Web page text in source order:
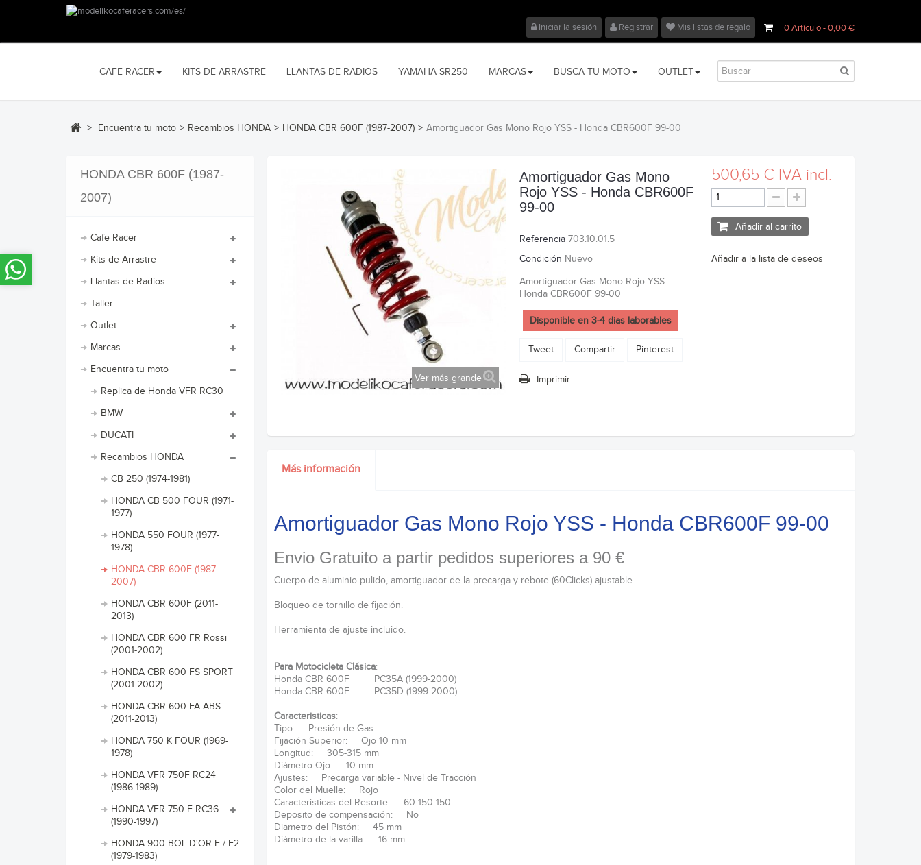
0Artículo- 0,00 €
Iniciar la sesión Registrar Mis listas de regalo
CAFE RACER KITS DE ARRASTRE LLANTAS DE RADIOS YAMAHA SR250 MARCAS BUSCA TU MOTO OUTLET
> Encuentra tu moto > Recambios HONDA > HONDA CBR 600F (1987-2007) > Amortiguador Gas Mono Rojo YSS - Honda CBR600F 99-00
HONDA CBR 600F (1987-
2007)
Cafe Racer
Kits de Arrastre
Llantas de Radios
Taller
Outlet
Marcas
Encuentra tu moto
Replica de Honda VFR RC30
BMW
DUCATI
Recambios HONDA
CB 250 (1974-1981)
HONDA CB 500 FOUR (1971-
1977)
HONDA 550 FOUR (1977-
1978)
HONDA CBR 600F (1987-
2007)
HONDA CBR 600F (2011-
2013)
HONDA CBR 600 FR Rossi
(2001-2002)
HONDA CBR 600 FS SPORT
(2001-2002)
HONDA CBR 600 FA ABS
(2011-2013)
HONDA 750 K FOUR (1969-
1978)
HONDA VFR 750F RC24
(1986-1989)
HONDA VFR 750 F RC36
(1990-1997)
HONDA 900 BOL D'OR F / F2
(1979-1983)
Ver más grande
Amortiguador Gas Mono
Rojo YSS - Honda CBR600F
99-00
Referencia 703.10.01.5
Condición Nuevo
Amortiguador Gas Mono Rojo YSS -
Honda CBR600F 99-00
Disponible en 3-4 dias laborables
Tweet Compartir Pinterest
Imprimir
500,65 € IVA incl.
Añadir al carrito
Añadir a la lista de deseos
Más información
Amortiguador Gas Mono Rojo YSS - Honda CBR600F 99-00
Envio Gratuito a partir pedidos superiores a 90 €
Cuerpo de aluminio pulido, amortiguador de la precarga y rebote (60Clicks) ajustable
Bloqueo de tornillo de fijación.
Herramienta de ajuste incluido.
Para Motocicleta Clásica:
Honda CBR 600F PC35A (1999-2000)
Honda CBR 600F PC35D (1999-2000)
Caracteristicas:
Tipo: Presión de Gas
Fijación Superior: Ojo 10 mm
Longitud: 305-315 mm
Diámetro Ojo: 10 mm
Ajustes: Precarga variable - Nivel de Tracción
Color del Muelle: Rojo
Caracteristicas del Resorte: 60-150-150
Deposito de compensación: No
Diametro del Pistón: 45 mm
Diámetro de la varilla: 16 mm